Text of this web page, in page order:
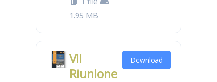
1.95 MB
VII
Riunione
Download